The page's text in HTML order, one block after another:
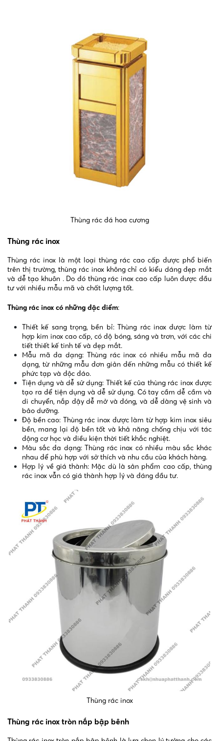
Thùng rác đá hoa cương
Thùng rác inox
Thùng rác inox là một loại thùng rác cao cấp được phổ biến
trên thị trường, thùng rác inox không chỉ có kiểu dáng đẹp mắt
và dễ tạo khuôn . Do đó thùng rác inox cao cấp luôn được đầu
tư với nhiều mẫu mã và chất lượng tốt.
Thùng rác inox có những đặc điểm:
Thiết kế sang trọng, bền bỉ: Thùng rác inox được làm từ
hợp kim inox cao cấp, có độ bóng, sáng và trơn, với các chi
tiết thiết kế tinh tế và đẹp mắt.
Mẫu mã đa dạng: Thùng rác inox có nhiều mẫu mã đa
dạng, từ những mẫu đơn giản đến những mẫu có thiết kế
phức tạp và độc đáo.
Tiện dụng và dễ sử dụng: Thiết kế của thùng rác inox được
tạo ra để tiện dụng và dễ sử dụng. Có tay cầm dễ cầm và
di chuyển, nắp đậy dễ mở và đóng, và dễ dàng vệ sinh và
bảo dưỡng.
Độ bền cao: Thùng rác inox được làm từ hợp kim inox siêu
bền, mang lại độ bền tốt và khả năng chống chịu với tác
động cơ học và điều kiện thời tiết khắc nghiệt.
Màu sắc đa dạng: Thùng rác inox có nhiều màu sắc khác
nhau để phù hợp với sở thích và nhu cầu của khách hàng.
Hợp lý về giá thành: Mặc dù là sản phẩm cao cấp, thùng
rác inox vẫn có giá thành hợp lý và đáng đầu tư.
Thùng rác inox
Thùng rác inox tròn nắp bập bênh